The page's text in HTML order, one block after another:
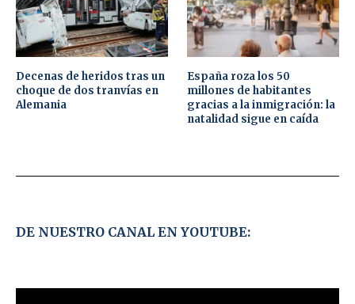
Decenas de heridos tras un
choque de dos tranvías en
Alemania
España roza los 50
millones de habitantes
gracias a la inmigración: la
natalidad sigue en caída
DE NUESTRO CANAL EN YOUTUBE: